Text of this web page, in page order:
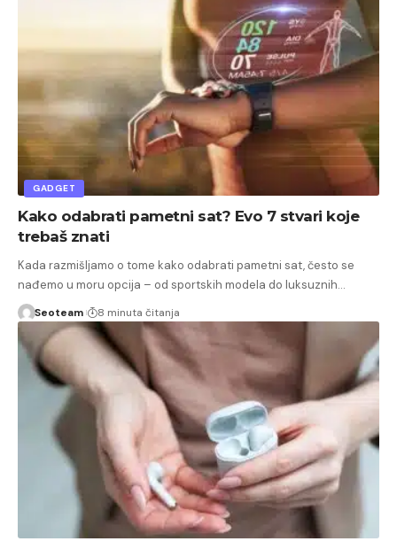
GADGET
Kako odabrati pametni sat? Evo 7 stvari koje
trebaš znati
Kada razmišljamo o tome kako odabrati pametni sat, često se
nađemo u moru opcija – od sportskih modela do luksuznih…
Seoteam 8 minuta čitanja